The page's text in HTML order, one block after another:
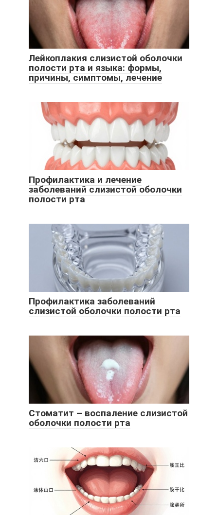
Лейкоплакия слизистой оболочки
полости рта и языка: формы,
причины, симптомы, лечение
Профилактика и лечение
заболеваний слизистой оболочки
полости рта
Профилактика заболеваний
слизистой оболочки полости рта
Стоматит – воспаление слизистой
оболочки полости рта